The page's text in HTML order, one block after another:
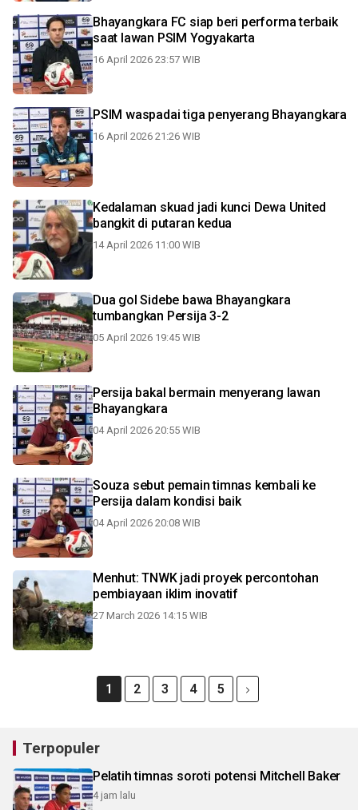
Bhayangkara FC siap beri performa terbaik
saat lawan PSIM Yogyakarta
16 April 2026 23:57 WIB
PSIM waspadai tiga penyerang Bhayangkara
16 April 2026 21:26 WIB
Kedalaman skuad jadi kunci Dewa United
bangkit di putaran kedua
14 April 2026 11:00 WIB
Dua gol Sidebe bawa Bhayangkara
tumbangkan Persija 3-2
05 April 2026 19:45 WIB
Persija bakal bermain menyerang lawan
Bhayangkara
04 April 2026 20:55 WIB
Souza sebut pemain timnas kembali ke
Persija dalam kondisi baik
04 April 2026 20:08 WIB
Menhut: TNWK jadi proyek percontohan
pembiayaan iklim inovatif
27 March 2026 14:15 WIB
1 2 3 4 5
Terpopuler
Pelatih timnas soroti potensi Mitchell Baker
4 jam lalu